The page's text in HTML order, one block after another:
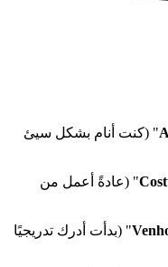
mal ultimamente" (كنت أنام بشكل سيئ
de casa às sextas" (عادةً أعمل من
que preciso mudar" (بدأت أدرك تدريجيًا